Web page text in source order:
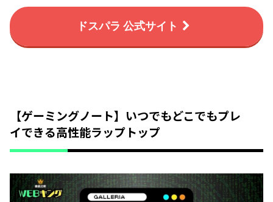
ドスパラ 公式サイト
【ゲーミングノート】いつでもどこでもプレ
イできる高性能ラップトップ